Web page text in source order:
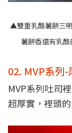
▲雙重乳酪薯餅三
薯餅香還有乳酪
02. MVP系列
MVP系列吐司
超厚實，裡頭